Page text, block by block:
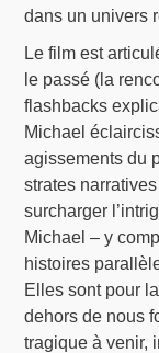
dans un univers
Le film est
le passé (la
flashbacks
Michael
agissements du
strates
surcharger
Michael – y
histoires
Elles sont pour
dehors de nous
tragique à venir,